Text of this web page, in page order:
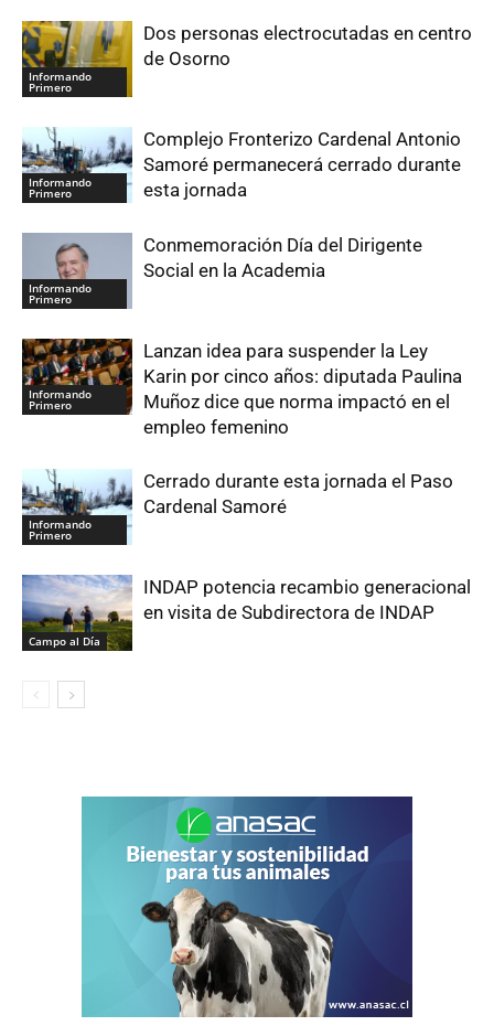
Informando
Primero
Dos personas electrocutadas en centro
de Osorno
Informando
Primero
Complejo Fronterizo Cardenal Antonio
Samoré permanecerá cerrado durante
esta jornada
Informando
Primero
Conmemoración Día del Dirigente
Social en la Academia
Informando
Primero
Lanzan idea para suspender la Ley
Karin por cinco años: diputada Paulina
Muñoz dice que norma impactó en el
empleo femenino
Informando
Primero
Cerrado durante esta jornada el Paso
Cardenal Samoré
Campo al Día
INDAP potencia recambio generacional
en visita de Subdirectora de INDAP